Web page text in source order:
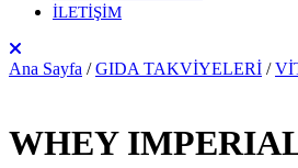
İLETİŞİM
Ana Sayfa /GIDA TAKVİYELERİ /
WHEY